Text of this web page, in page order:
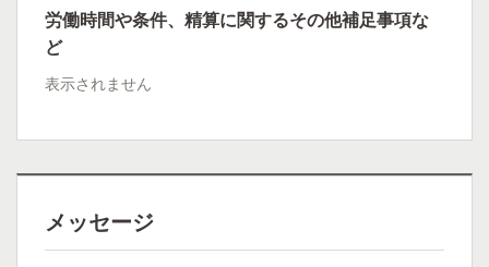
労働時間や条件、精算に関するその他補足事項な
ど
表示されません
メッセージ